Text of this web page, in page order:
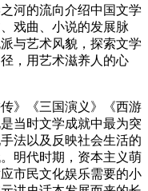
河的流向介绍中国文学
戏曲、小说的发展脉
与艺术风貌，探索文学
，用艺术滋养人的心
》《三国演义》《西游
当时文学成就中最为突
法以及反映社会生活的
明代时期，资本主义萌
市民文化娱乐需要的小